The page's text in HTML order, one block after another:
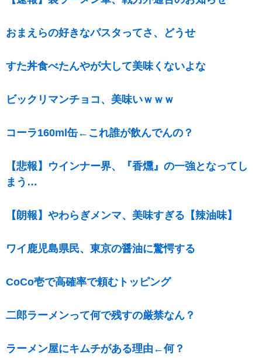
おまえらの好きなパスタってさ、どうせ
すた丼食べたんやが大して美味くないよな
ビックリマンチョコ、美味いｗｗｗ
コーラ160ml缶←これ誰が飲んでんの？
【悲報】ウインナー界、『香燻』の一強となってし
まう…
【朗報】やわらぎメンマ、美味すぎる【辣油味】
ワイ鹿児島県民、東京の醤油に驚愕する
CoCo壱で高確率で頼むトッピング
二郎ラーメンって何で残すの厳禁なん？
ラーメン屋にキムチがある理由←何？